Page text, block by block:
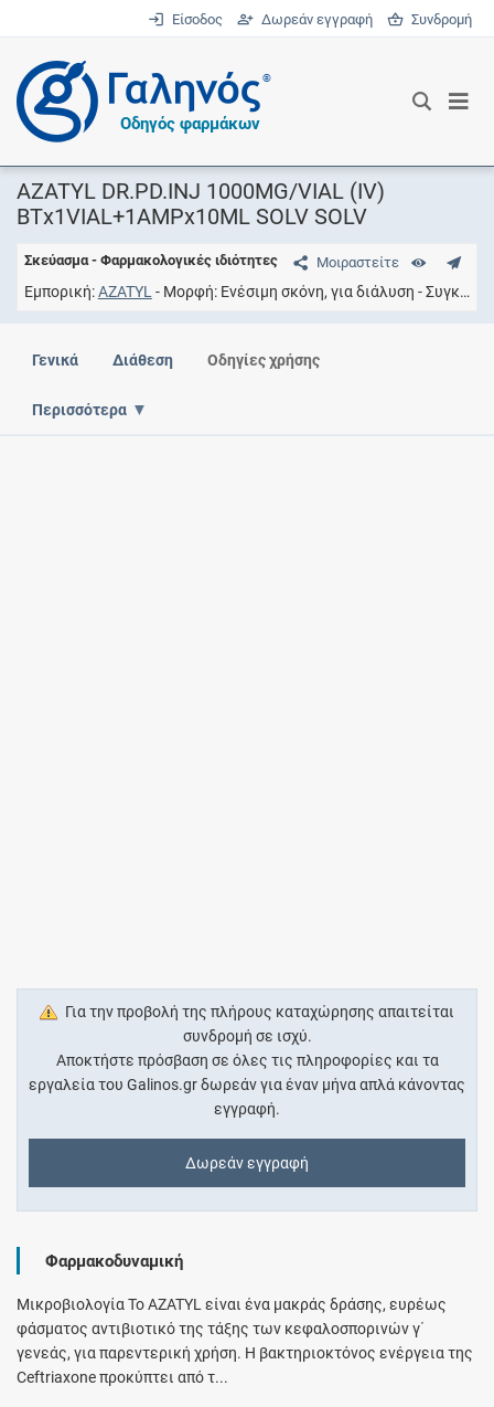
Είσοδος Δωρεάν εγγραφή Συνδρομή
®
Οδηγός φαρμάκων
AZATYL DR.PD.INJ 1000MG/VIAL (IV)
ΒΤx1VIAL+1AMPx10ML SOLV SOLV
Μοιραστείτε
Σκεύασμα - Φαρμακολογικές ιδιότητες
Εμπορική AZATYL Μορφή Ενέσιμη σκόνη, για διάλυση Συγκέντρωση
Γενικά Διάθεση Οδηγίες χρήσης
Περισσότερα
Για την προβολή της πλήρους καταχώρησης απαιτείται
συνδρομή σε ισχύ.
Αποκτήστε πρόσβαση σε όλες τις πληροφορίες και τα
εργαλεία του Galinos.gr δωρεάν για έναν μήνα απλά κάνοντας
εγγραφή.
Δωρεάν εγγραφή
Φαρμακοδυναμική
Μικροβιολογία Το AZATYL είναι ένα μακράς δράσης, ευρέως
φάσματος αντιβιοτικό της τάξης των κεφαλοσπορινών γ΄
γενεάς, για παρεντερική χρήση. Η βακτηριοκτόνος ενέργεια της
Ceftriaxone προκύπτει από τ...